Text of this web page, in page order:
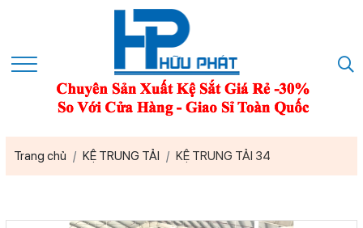
Trang chủ KỆ TRUNG TẢI KỆ TRUNG TẢI 34